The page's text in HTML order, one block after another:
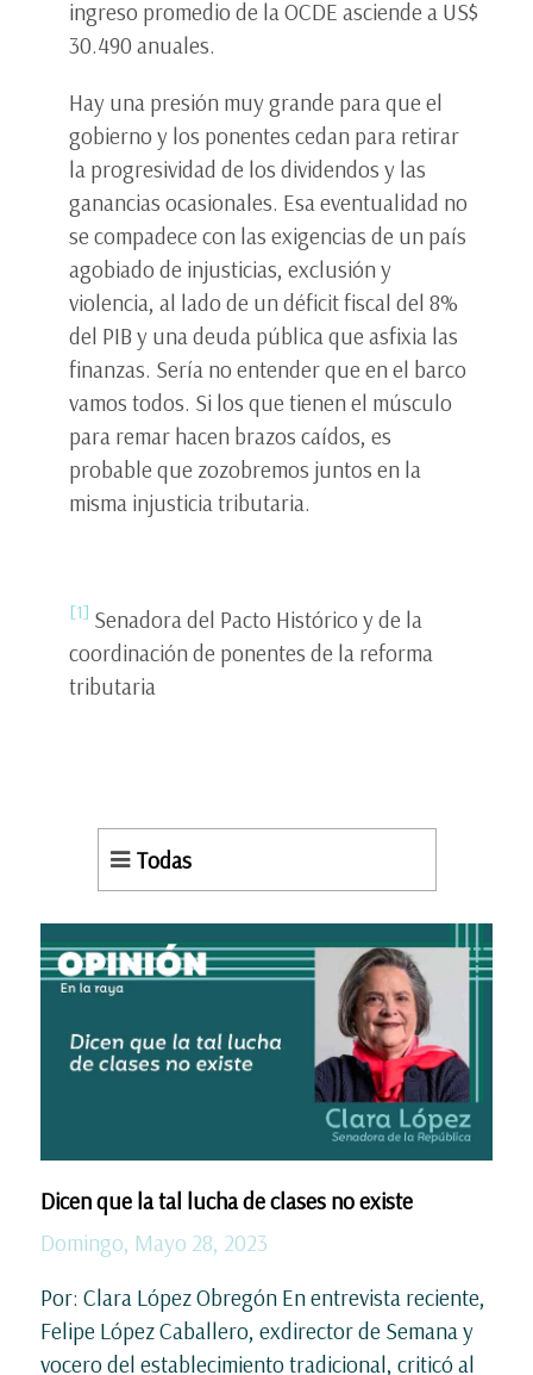
ingreso promedio de la OCDE asciende a US$
30.490 anuales.
Hay una presión muy grande para que el
gobierno y los ponentes cedan para retirar
la progresividad de los dividendos y las
ganancias ocasionales. Esa eventualidad no
se compadece con las exigencias de un país
agobiado de injusticias, exclusión y
violencia, al lado de un déficit fiscal del 8%
del PIB y una deuda pública que asfixia las
finanzas. Sería no entender que en el barco
vamos todos. Si los que tienen el músculo
para remar hacen brazos caídos, es
probable que zozobremos juntos en la
misma injusticia tributaria.
[1] Senadora del Pacto Histórico y de la
coordinación de ponentes de la reforma
tributaria
Todas
Dicen que la tal lucha de clases no existe
Domingo, Mayo 28, 2023
Por: Clara López Obregón En entrevista reciente,
Felipe López Caballero, exdirector de Semana y
vocero del establecimiento tradicional, criticó al